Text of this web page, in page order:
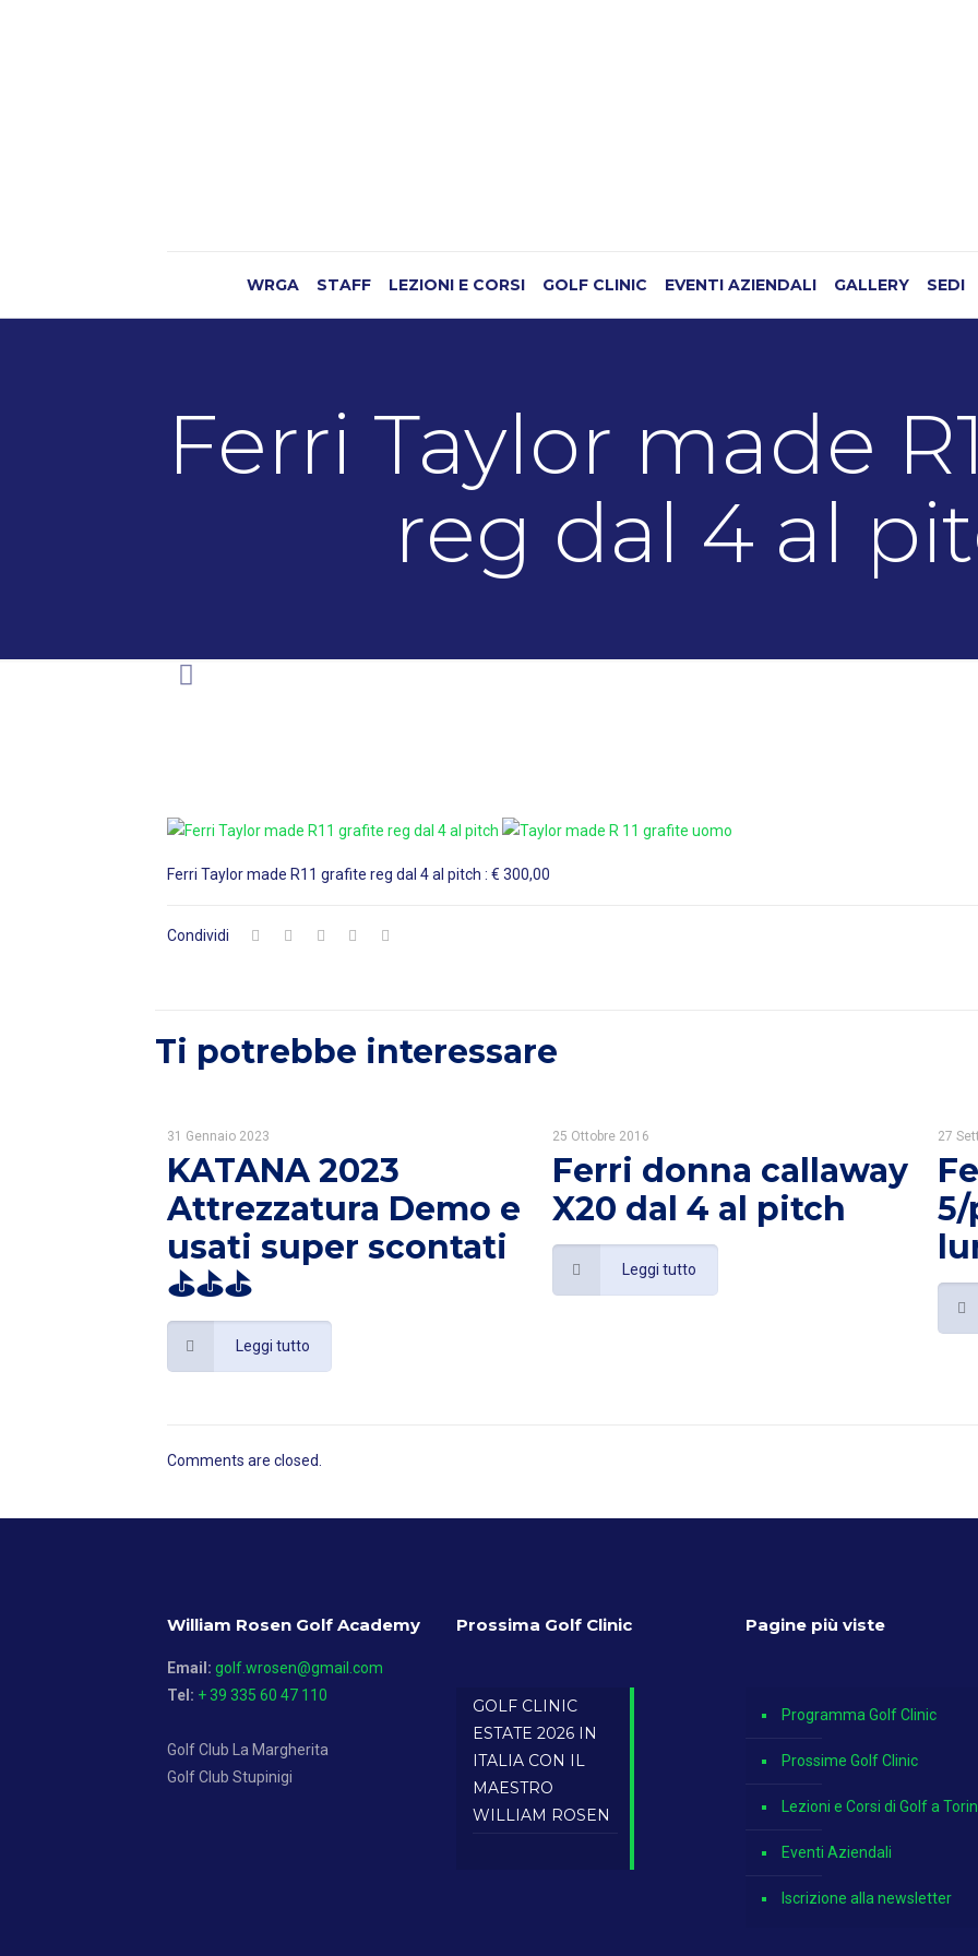
WRGA STAFF LEZIONI E CORSI GOLF CLINIC EVENTI AZIENDALI GALLERY SEDI
Ferri Taylor made
reg dal 4 al
Ferri Taylor made R11 grafite reg dal 4 al pitch : € 300,00
Condividi
Ti potrebbe interessare
31 Gennaio 2023
KATANA 2023
Attrezzatura Demo e
usati super scontati
⛳️⛳️⛳️
Leggi tutto
25 Ottobre 2016
Ferri donna callaway
X20 dal 4 al pitch
Leggi tutto
27
Comments are closed.
William Rosen Golf Academy
Email: golf.wrosen@gmail.com
Tel: + 39 335 60 47 110
Golf Club La Margherita
Golf Club Stupinigi
Prossima Golf Clinic
GOLF CLINIC
ESTATE 2026 IN
ITALIA CON IL
MAESTRO
WILLIAM ROSEN
Pagine più viste
Programma Golf Clinic
Prossime Golf Clinic
Lezioni e Corsi di Golf a
Eventi Aziendali
Iscrizione alla newsletter